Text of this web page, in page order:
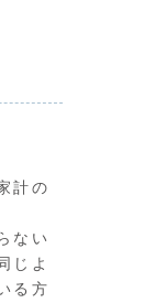
計の
ない
じよ
る方